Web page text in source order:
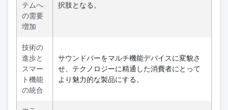
テムへ
の需要
増加
択肢となる。
技術の
進歩と
スマー
ト機能
の統合
サウンドバーをマルチ機能デバイスに変貌さ
せ、テクノロジーに精通した消費者にとって
より魅力的な製品にする。